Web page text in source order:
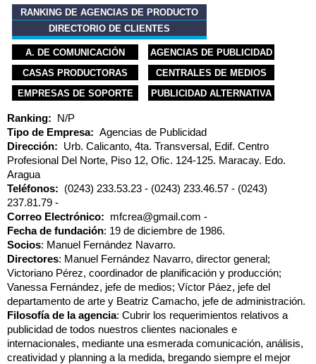
RANKING DE AGENCIAS DE PRODUCTO
DIRECTORIO DE CLIENTES
A. DE COMUNICACIÓN
AGENCIAS DE PUBLICIDAD
CASAS PRODUCTORAS
CENTRALES DE MEDIOS
EMPRESAS DE SOPORTE
PUBLICIDAD ALTERNATIVA
Ranking: N/P
Tipo de Empresa: Agencias de Publicidad
Dirección: Urb. Calicanto, 4ta. Transversal, Edif. Centro
Profesional Del Norte, Piso 12, Ofic. 124-125. Maracay. Edo.
Aragua
Teléfonos: (0243) 233.53.23 (0243) 233.46.57
(0243)
237.81.79
Correo Electrónico: mfcrea@gmail.com
Fecha de fundación: 19 de diciembre de 1986.
Socios: Manuel Fernández Navarro.
Directores: Manuel Fernández Navarro, director general;
Victoriano Pérez, coordinador de planificación y producción;
Vanessa Fernández, jefe de medios; Víctor Páez, jefe del
departamento de arte y Beatriz Camacho, jefe de administración.
Filosofía de la agencia: Cubrir los requerimientos relativos a
publicidad de todos nuestros clientes nacionales e
internacionales, mediante una esmerada comunicación, análisis,
creatividad y planning a la medida, bregando siempre el mejor